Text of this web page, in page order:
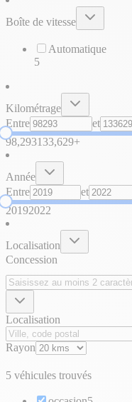
Boîte de vitesse
Automatique
5
Kilométrage
Entre
et
98,293133,629+
Année
Entre
et
20192022
Localisation
Concession
Localisation
Rayon
5 véhicules trouvés